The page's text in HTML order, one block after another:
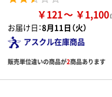
￥121 ￥1,100
お届け日：8月11日（火）
アスクル在庫商品
販売単位違いの商品が2商品あります